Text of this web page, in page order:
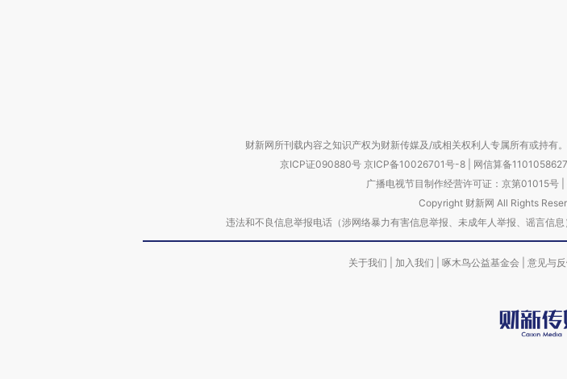
财新网所刊载内容之知识产权为财新传媒及/或相关权利人专属所有或持有
京ICP证090880号 京ICP备10026701号-8 网信算备
广播电视节目制作经营许可证：京第01015号|
Copyright 财新网 All Rights
违法和不良信息举报电话（涉网络暴力有害信息举报、未成年人举报、谣言
关于我们 加入我们 啄木鸟公益基金会 意见与